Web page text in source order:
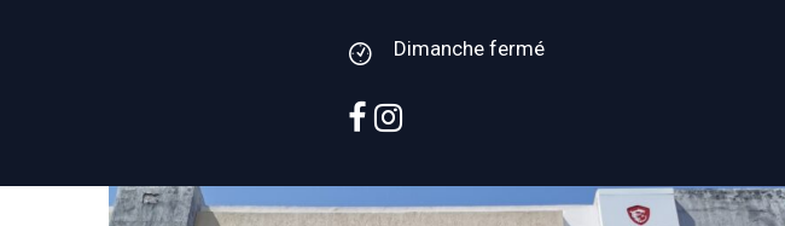
Dimanche fermé
facebook
instagram